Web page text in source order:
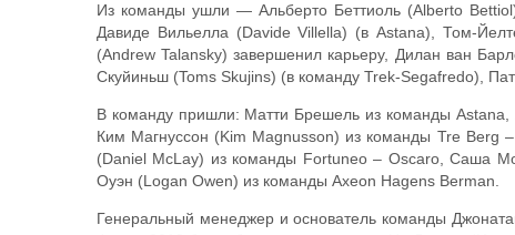
Из команды ушли — Альберто Беттиоль (Alberto
Давиде Вильелла (Davide Villella) (в Astana), Том-
(Andrew Talansky) завершенил карьеру, Дилан ван
Скуйиньш (Toms Skujins) (в команду Trek-Segafredo),
В команду пришли: Матти Брешель из команды
Ким Магнуссон (Kim Magnusson) из команды Tre
(Daniel McLay) из команды Fortuneo – Oscaro, Саша
Оуэн (Logan Owen) из команды Axeon Hagens Berman.
Генеральный менеджер и основатель команды